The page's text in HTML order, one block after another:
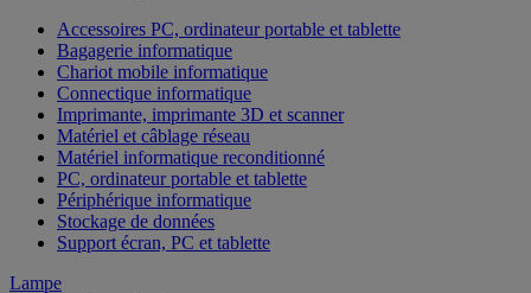
Accessoires PC, ordinateur portable et tablette
Bagagerie informatique
Chariot mobile informatique
Connectique informatique
Imprimante, imprimante 3D et scanner
Matériel et câblage réseau
Matériel informatique reconditionné
PC, ordinateur portable et tablette
Périphérique informatique
Stockage de données
Support écran, PC et tablette
Lampe